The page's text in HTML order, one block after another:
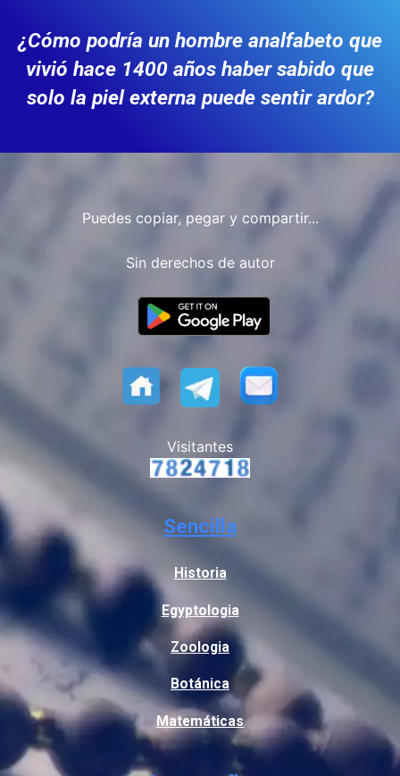
¿Cómo podría un hombre analfabeto que
vivió hace 1400 años haber sabido que
solo la piel externa puede sentir ardor?
Puedes copiar, pegar y compartir...
Sin derechos de autor
Visitantes
Sencilla
Historia
Egyptologia
Zoologia
Botánica
Matemáticas